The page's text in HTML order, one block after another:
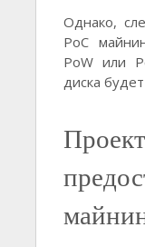
Однако,
PoC
PoW или
диска